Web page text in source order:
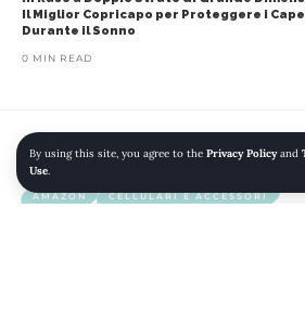
By using this site, you agree to the Privacy Policyand
Use.
Il Miglior Copricapo per Proteggere i
Durante il Sonno
0 MIN READ
Home» Blog »Samsung Galaxy A54 5G
AMAZON
CELLULARI E ACCESSORI